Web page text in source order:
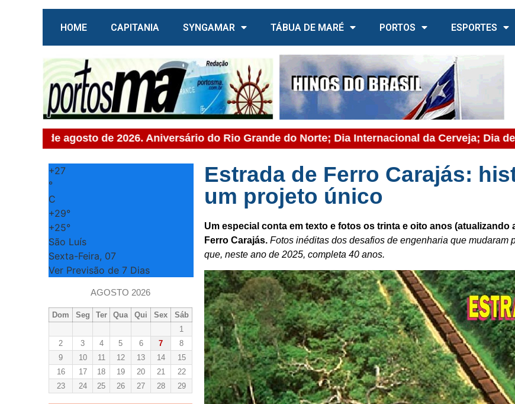
HOME CAPITANIA SYNGAMAR TÁBUA DE MARÉ PORTOS ESPORTES
de agosto de 2026. Aniversário do Rio Grande do Norte; Dia Internacional da Cerveja; Dia de São
+27
°
C
+29°
+25°
São Luís
Sexta-Feira, 07
Ver Previsão de 7 Dias
AGOSTO 2026
Dom Seg Ter Qua Qui Sex
Sáb
1
2
3 4 5 6 7
8
9
10 11 12 13 14
15
16
17 18 19 20 21
22
23
24 25 26 27 28 29
Estrada de Ferro Carajás:
um projeto único
Um especial conta em texto e fotos os trinta e oito anos
Ferro Carajás.Fotos inéditas dos desafios de engenharia que mudaram
que, neste ano de 2025, completa 40 anos.